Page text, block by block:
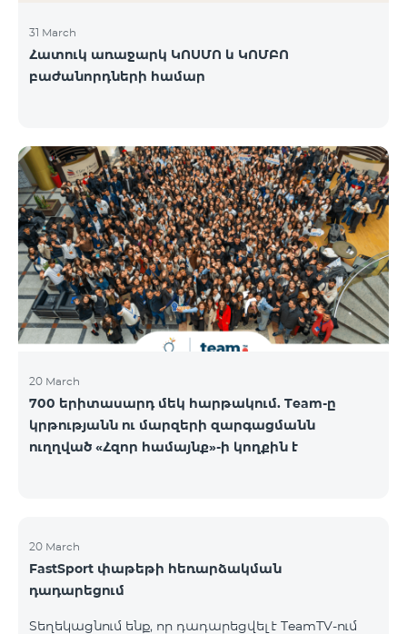
31 March
Հատուկ առաջարկ ԿՈՍՄՈ և ԿՈՄԲՈ
բաժանորդների համար
20 March
700 երիտասարդ մեկ հարթակում. Team-ը
կրթությանն ու մարզերի զարգացմանն
ուղղված «Հզոր համայնք»-ի կողքին է
20 March
FastSport փաթեթի հեռարձակման
դադարեցում
Տեղեկացնում ենք, որ դադարեցվել է TeamTV-ում